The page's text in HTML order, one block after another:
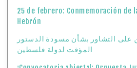
25 de febrero: Conmemoración de
Hebrón
التشاور بشأن مسودة الدستور
المؤقت لدولة فلسطين